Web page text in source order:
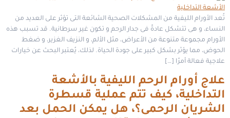
تُعد الأورام الليفية من المشكلات الصحية الشائعة التى تؤثر على العديد من
النساء، و هى تتشكل عادةً فى جدار الرحم و تكون غير سرطانية. قد تسبب هذه
الأورام مجموعة متنوعة من الأعراض، مثل الألم، و النزيف الغزير، و ضغط
الحوض، مما يؤثر بشكل كبير على جودة الحياة. لذلك، يُعتبر البحث عن خيارات
علاجية فعالة أمرًا […]
علاج أورام الرحم الليفية بالأشعة
التداخلية، كيف تتم عملية قسطرة
الشريان الرحمى؟، هل يمكن الحمل بعد